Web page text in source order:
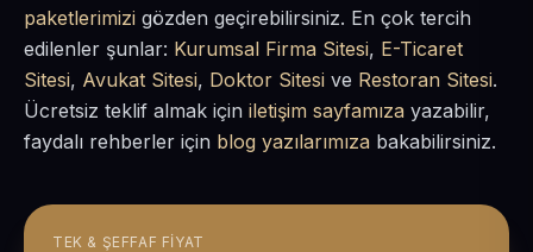
paketlerimizi gözden geçirebilirsiniz. En çok tercih
edilenler şunlar: Kurumsal Firma Sitesi, E-Ticaret
Sitesi, Avukat Sitesi, Doktor Sitesi ve Restoran Sitesi.
Ücretsiz teklif almak için iletişim sayfamıza yazabilir,
faydalı rehberler için blog yazılarımıza bakabilirsiniz.
TEK & ŞEFFAF FIYAT